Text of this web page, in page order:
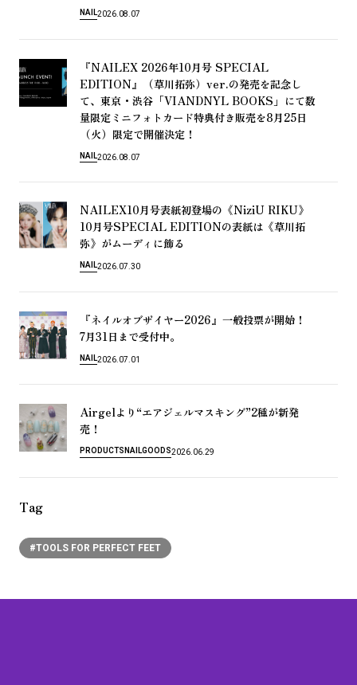
NAIL2026.08.07
『NAILEX 2026年10月号 SPECIAL
EDITION』（草川拓弥）ver.の発売を記念し
て、 東京 ・ 渋谷 「VIANDNYL BOOKS」 にて数
量限定 ミ ニフ ォ ト カー ド特典付き販売を8月25日
（火） 限定で開催決定 ！
NAIL2026.08.07
NAILEX10月号表紙初登場の 《NiziU RIKU》
10月号SPECIAL EDITIONの表紙は 《草川拓
弥》 がムーディ に飾る
NAIL2026.07.30
『ネイ ルオブザイ ヤー2026』 一般投票が開始 ！
7月31 日 まで受付中。
NAIL2026.07.01
Airgelよ り “エアジェルマスキング”2種が新発
売 ！
PRODUCTS NAILGOODS2026.06.29
Tag
#TOOLS FOR PERFECT FEET